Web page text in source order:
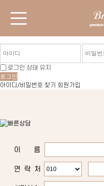
로그인 상태 유지
로그인
아이디/비밀번호 찾기
회원가입
이 름
연 락 처